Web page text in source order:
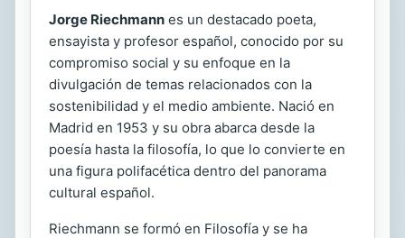
Jorge Riechmann es un destacado poeta,
ensayista y profesor español, conocido por su
compromiso social y su enfoque en la
divulgación de temas relacionados con la
sostenibilidad y el medio ambiente. Nació en
Madrid en 1953 y su obra abarca desde la
poesía hasta la filosofía, lo que lo convierte en
una figura polifacética dentro del panorama
cultural español.
Riechmann se formó en Filosofía y se ha